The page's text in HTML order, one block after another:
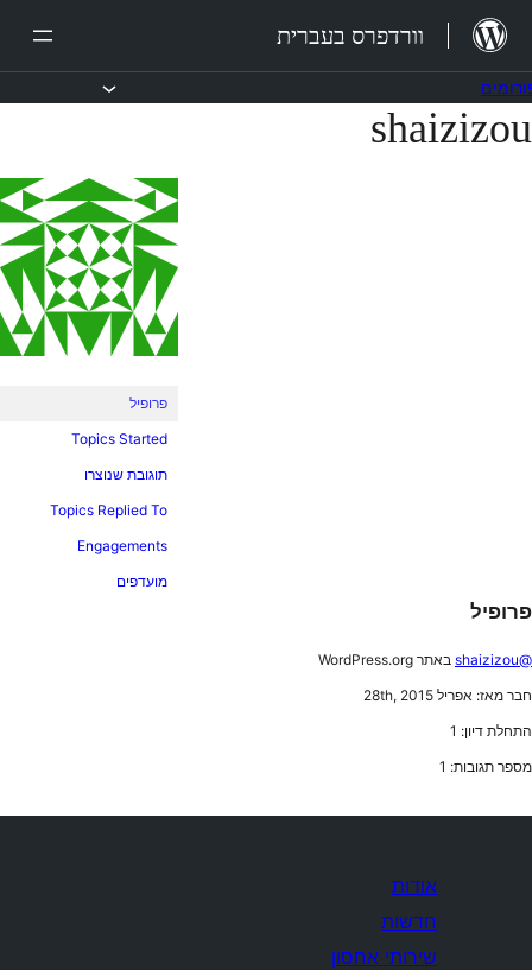
לתוכן
וורדפרס בעברית
עבור
shaizizou
פרופיל
Topics Started
תוגובת שנוצרו
Topics Replied To
Engagements
מועדפים
פרופיל
@shaizizou
באתר WordPress.org
חבר מאז: אפריל 28th, 2015
התחלת דיון: 1
מספר תגובות: 1
אודות
חדשות
שירותי אחסון